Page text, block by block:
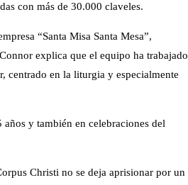
con más de 30.000 claveles.
“Santa Misa Santa Mesa”,
explica que el equipo ha trabajado
centrado en la liturgia y especialmente
y también en celebraciones del
Christi no se deja aprisionar por un